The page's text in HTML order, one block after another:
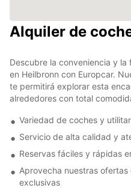
Alquiler de
Descubre la conveniencia y
en Heilbronn con Europcar.
te permitirá explorar esta
alrededores con total
Variedad de coches y
Servicio de alta calidad y
Reservas fáciles y rápidas
Aprovecha nuestras
exclusivas